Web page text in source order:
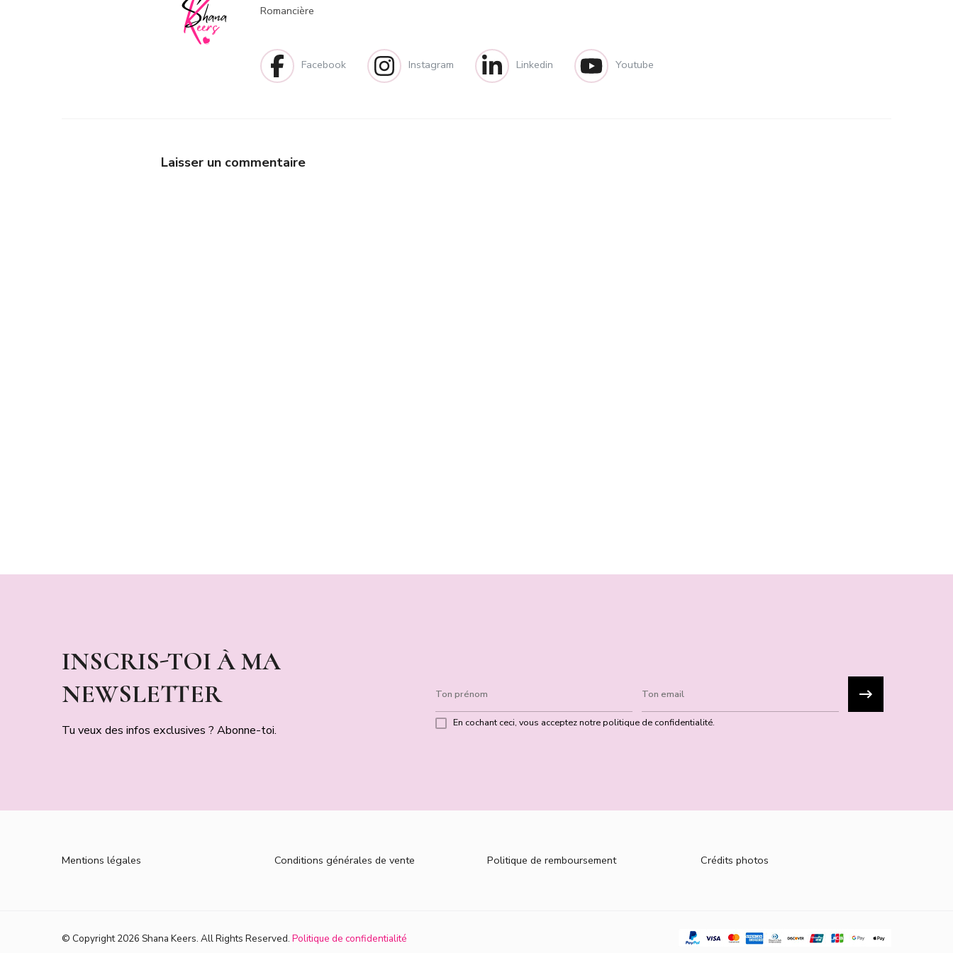
Romancière
Laisser un commentaire
INSCRIS-TOI À MA
NEWSLETTER
Tu veux des infos exclusives ? Abonne-toi.
En cochant ceci, vous acceptez notre politique de confidentialité.
Mentions légales Conditions générales de vente Politique de remboursement Crédits photos
© Copyright 2026 Shana Keers. All Rights Reserved. Politique de confidentialité